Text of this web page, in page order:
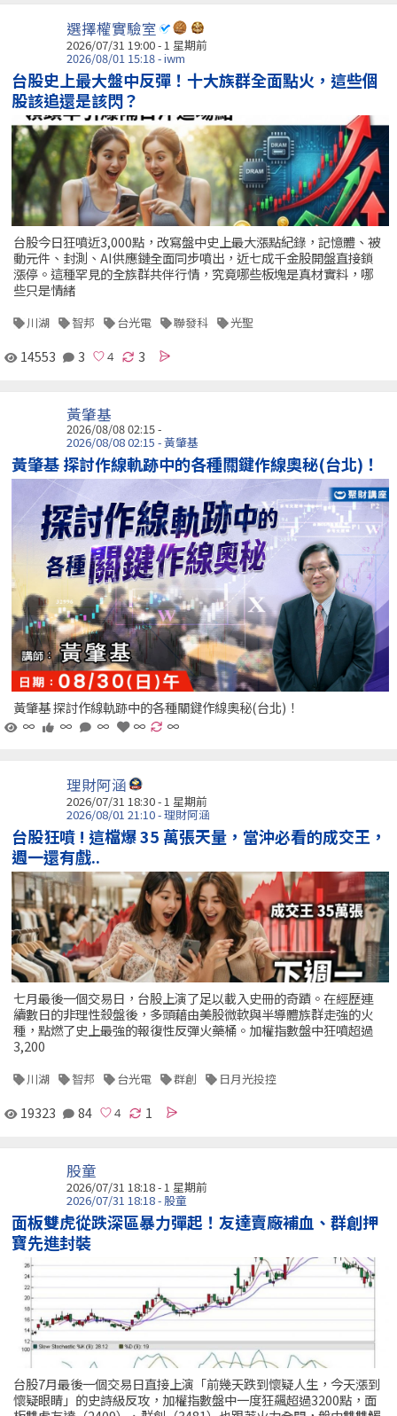
選擇權實驗室
2026/07/31 19:00 - 1 星期前
2026/08/01 15:18 - iwm
台股史上最大盤中反彈！十大族群全面點火，這些個
股該追還是該閃？
台股今日狂噴近3,000點，改寫盤中史上最大漲點紀錄，記憶體、被
動元件、封測、AI供應鏈全面同步噴出，近七成千金股開盤直接鎖
漲停。這種罕見的全族群共伴行情，究竟哪些板塊是真材實料，哪
些只是情緒
川湖 智邦 台光電 聯發科 光聖
14553 3 3
黃肇基
2026/08/08 02:15 -
2026/08/08 02:15 - 黃肇基
黃肇基 探討作線軌跡中的各種關鍵作線奧秘(台北)！
黃肇基 探討作線軌跡中的各種關鍵作線奧秘(台北)！
∞
∞ ∞ ∞ ∞
理財阿涵
2026/07/31 18:30 - 1 星期前
2026/08/01 21:10 - 理財阿涵
台股狂噴 ! 這檔爆 35 萬張天量，當沖必看的成交王，
週一還有戲..
七月最後一個交易日，台股上演了足以載入史冊的奇蹟。在經歷連
續數日的非理性殺盤後，多頭藉由美股微軟與半導體族群走強的火
種，點燃了史上最強的報復性反彈火藥桶。加權指數盤中狂噴超過
3,200
川湖 智邦 台光電 群創 日月光投控
19323 84 1
股童
2026/07/31 18:18 - 1 星期前
2026/07/31 18:18 - 股童
面板雙虎從跌深區暴力彈起！友達賣廠補血、群創押
寶先進封裝
台股7月最後一個交易日直接上演「前幾天跌到懷疑人生，今天漲到
懷疑眼睛」的史詩級反攻，加權指數盤中一度狂飆超過3200點，面